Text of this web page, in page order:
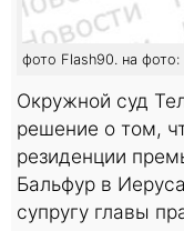
фото Flash90. на
Окружной суд
решение о том,
резиденции
Бальфур в
супругу главы